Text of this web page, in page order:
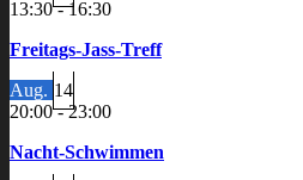
13:30-16:30
Freitags-Jass-Treff
Aug. 14
20:00-23:00
Nacht-Schwimmen